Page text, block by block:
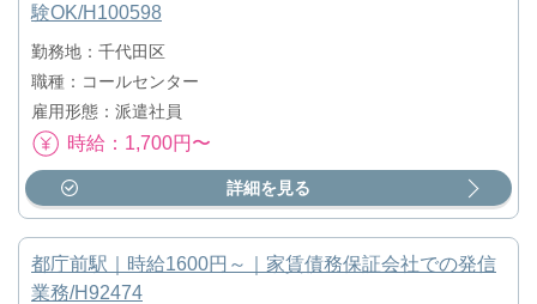
験OK/H100598
勤務地：千代田区
職種：コールセンター
雇用形態：派遣社員
時給：1,700円〜
詳細を見る
都庁前駅｜時給1600円～｜家賃債務保証会社での発信
業務/H92474